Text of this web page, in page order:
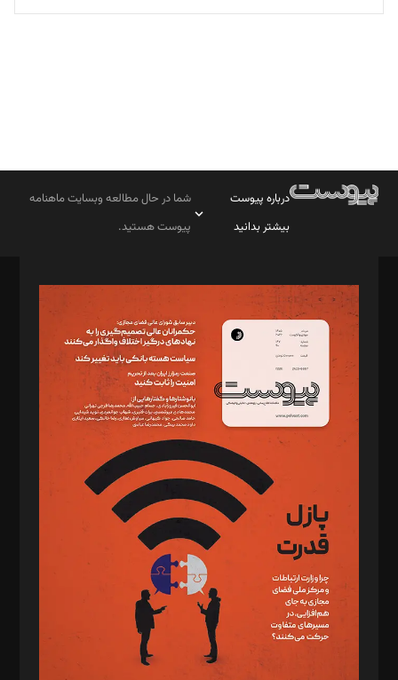
تحریریه
درباره پیوست
بیشتر بدانید
شما در حال مطالعه وبسایت ماهنامه
پیوست هستید.
مدیر مسئول: محمدباقر اثنی‌عشری
سردبیر: مهرک محمودی
دبیر تحریریه: میثم قاسمی
د‌بیر ناداستان: سمانه سمیع
د‌بیر خدمت و تجارت: ابوالفضل رجبی
د‌بیر حقوق فناوری: حسام‌الدین ایپکچی
د‌بیر پیوست جهان: مینا پاکدل
د‌بیر تحریریه آنلاین: بابک نقاش
تحریریه‌: مجتبی محمود‌ی، آرش برهمند، یسنا امان‌پور، سروش کرمیان،
مصطفی مسجدی آرانی، ابوالفضل رجبی، زهرا فکرانه، فائزه فتحی
رستمی،مصطفی باستان
ویرایش: نگار استاد‌‌آقا
طراح یونیفرم: مجید توکلی
فیلمبرداری و عکاسی: امیر شفیعی، مانی لطفی زاده
گرافیک و صفحه‌آرایی: سید‌سبحان‌علی ثابت
مد‌یر توسعه تجاری: کامبیز برید‌